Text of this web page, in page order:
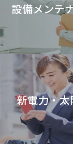
■ クッキー（cookie
当ウェブサイトでは
※1という技術を用
※1 クッキー（
［ブラウザを識別す
イル、タブレット、
まが再度、当サイト
ただくための技術で
■ 取得した個人情報
当社がご本人又はそ
ご本人(又はその代理
利用目的の通知、開
への提供の停止、第
の停止に応じます。
設備メンテ
新電力・